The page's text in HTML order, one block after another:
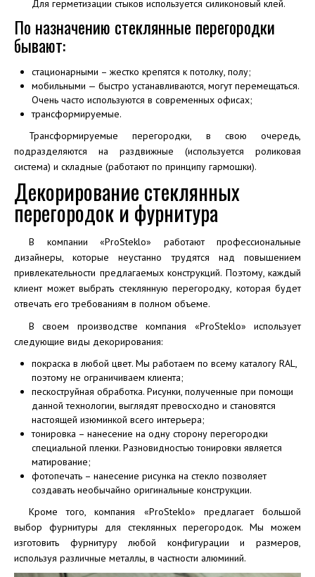
Для герметизации стыков используется силиконовый клей.
По назначению стеклянные перегородки
бывают:
стационарными – жестко крепятся к потолку, полу;
мобильными — быстро устанавливаются, могут перемещаться.
Очень часто используются в современных офисах;
трансформируемые.
Трансформируемые перегородки, в свою очередь,
подразделяются на раздвижные (используется роликовая
система) и складные (работают по принципу гармошки).
Декорирование стеклянных
перегородок и фурнитура
В компании «ProSteklo» работают профессиональные
дизайнеры, которые неустанно трудятся над повышением
привлекательности предлагаемых конструкций. Поэтому, каждый
клиент может выбрать стеклянную перегородку, которая будет
отвечать его требованиям в полном объеме.
В своем производстве компания «ProSteklo» использует
следующие виды декорирования:
покраска в любой цвет. Мы работаем по всему каталогу RAL,
поэтому не ограничиваем клиента;
пескоструйная обработка. Рисунки, полученные при помощи
данной технологии, выглядят превосходно и становятся
настоящей изюминкой всего интерьера;
тонировка – нанесение на одну сторону перегородки
специальной пленки. Разновидностью тонировки является
матирование;
фотопечать – нанесение рисунка на стекло позволяет
создавать необычайно оригинальные конструкции.
Кроме того, компания «ProSteklo» предлагает большой
выбор фурнитуры для стеклянных перегородок. Мы можем
изготовить фурнитуру любой конфигурации и размеров,
используя различные металлы, в частности алюминий.